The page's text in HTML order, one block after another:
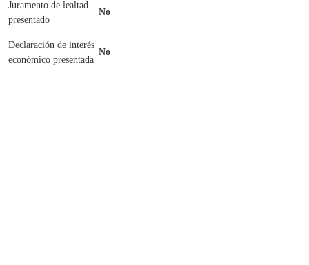
Juramento de lealtad
presentado
No
Declaración de interés
económico presentada
No